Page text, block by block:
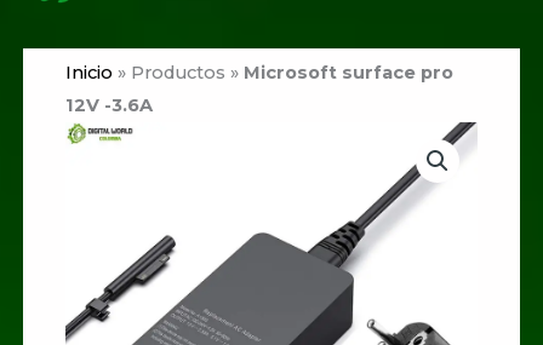
Inicio » Productos » Microsoft surface pro
12V -3.6A